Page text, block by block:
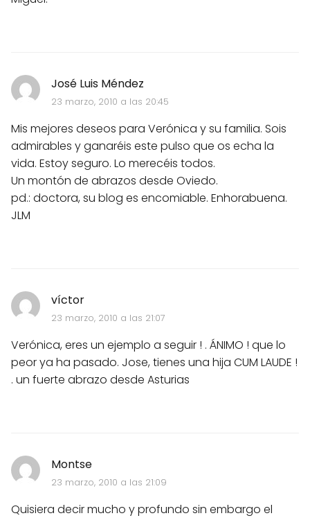
José Luis Méndez
23 marzo, 2010 a las 20:45
Mis mejores deseos para Verónica y su familia. Sois
admirables y ganaréis este pulso que os echa la
vida. Estoy seguro. Lo merecéis todos.
Un montón de abrazos desde Oviedo.
pd.: doctora, su blog es encomiable. Enhorabuena.
JLM
víctor
23 marzo, 2010 a las 21:07
Verónica, eres un ejemplo a seguir ! . ÁNIMO ! que lo
peor ya ha pasado. Jose, tienes una hija CUM LAUDE !
. un fuerte abrazo desde Asturias
Montse
23 marzo, 2010 a las 21:09
Quisiera decir mucho y profundo sin embargo el